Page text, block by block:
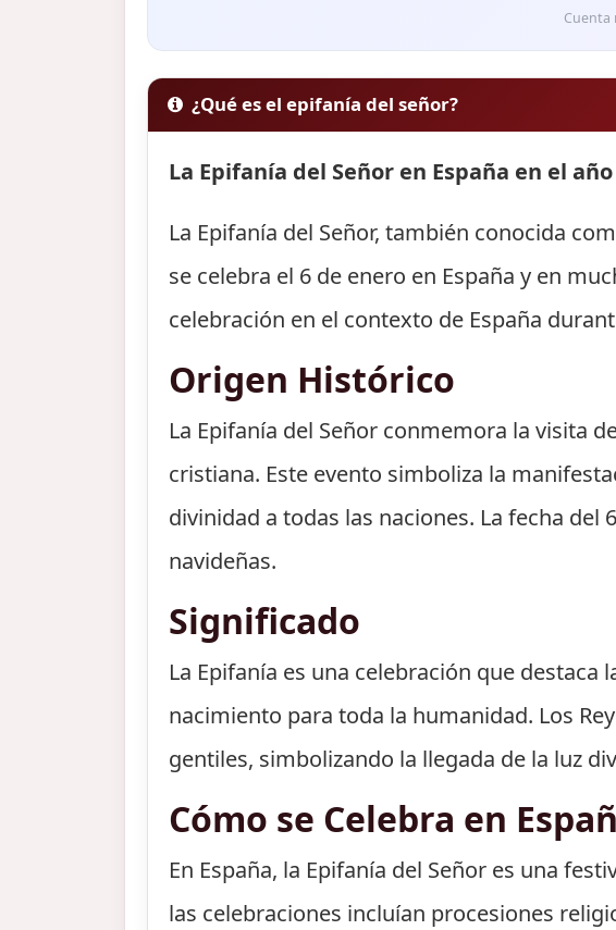
Cuenta
¿Qué es el epifanía del señor?
La Epifanía del Señor en España en el año
La Epifanía del Señor, también conocida
se celebra el 6 de enero en España y en
celebración en el contexto de España
Origen Histórico
La Epifanía del Señor conmemora la visita
cristiana. Este evento simboliza la
divinidad a todas las naciones. La fecha
navideñas.
Significado
La Epifanía es una celebración que
nacimiento para toda la humanidad. Los
gentiles, simbolizando la llegada de la luz
Cómo se Celebra en
En España, la Epifanía del Señor es una
las celebraciones incluían procesiones